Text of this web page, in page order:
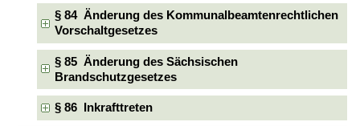
§ 84 Änderung des Kommunalbeamtenrechtlichen
Vorschaltgesetzes
§ 85 Änderung des Sächsischen
Brandschutzgesetzes
§ 86 Inkrafttreten